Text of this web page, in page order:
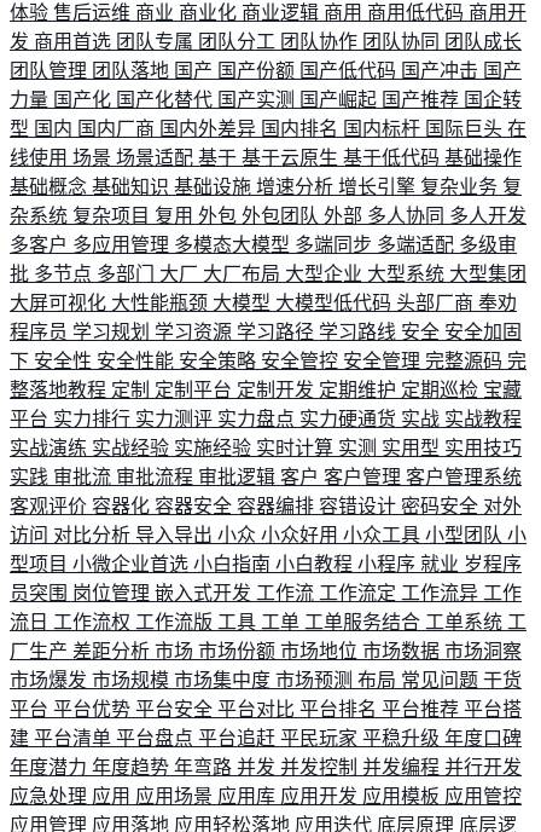
体验 售后运维 商业 商业化 商业逻辑 商用 商用低代码 商用开
发 商用首选 团队专属 团队分工 团队协作 团队协同 团队成长
团队管理 团队落地 国产 国产份额 国产低代码 国产冲击 国产
力量 国产化 国产化替代 国产实测 国产崛起 国产推荐 国企转
型 国内 国内厂商 国内外差异 国内排名 国内标杆 国际巨头 在
线使用 场景 场景适配 基于 基于云原生 基于低代码 基础操作
基础概念 基础知识 基础设施 增速分析 增长引擎 复杂业务 复
杂系统 复杂项目 复用 外包 外包团队 外部 多人协同 多人开发
多客户 多应用管理 多模态大模型 多端同步 多端适配 多级审
批 多节点 多部门 大厂 大厂布局 大型企业 大型系统 大型集团
大屏可视化 大性能瓶颈 大模型 大模型低代码 头部厂商 奉劝
程序员 学习规划 学习资源 学习路径 学习路线 安全 安全加固
下 安全性 安全性能 安全策略 安全管控 安全管理 完整源码 完
整落地教程 定制 定制平台 定制开发 定期维护 定期巡检 宝藏
平台 实力排行 实力测评 实力盘点 实力硬通货 实战 实战教程
实战演练 实战经验 实施经验 实时计算 实测 实用型 实用技巧
实践 审批流 审批流程 审批逻辑 客户 客户管理 客户管理系统
客观评价 容器化 容器安全 容器编排 容错设计 密码安全 对外
访问 对比分析 导入导出 小众 小众好用 小众工具 小型团队 小
型项目 小微企业首选 小白指南 小白教程 小程序 就业 岁程序
员突围 岗位管理 嵌入式开发 工作流 工作流定 工作流异 工作
流日 工作流权 工作流版 工具 工单 工单服务结合 工单系统 工
厂生产 差距分析 市场 市场份额 市场地位 市场数据 市场洞察
市场爆发 市场规模 市场集中度 市场预测 布局 常见问题 干货
平台 平台优势 平台安全 平台对比 平台排名 平台推荐 平台搭
建 平台清单 平台盘点 平台追赶 平民玩家 平稳升级 年度口碑
年度潜力 年度趋势 年弯路 并发 并发控制 并发编程 并行开发
应急处理 应用 应用场景 应用库 应用开发 应用模板 应用管控
应用管理 应用落地 应用轻松落地 应用迭代 底层原理 底层逻